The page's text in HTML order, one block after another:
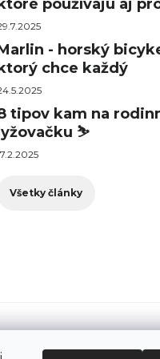
ktoré používajú aj
- horský
ktorý chce každý
tipov kam na
lyžovačku ⛷️
Všetky články